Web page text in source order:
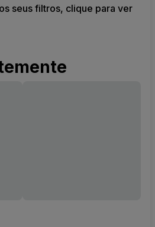
seus filtros, clique para ver